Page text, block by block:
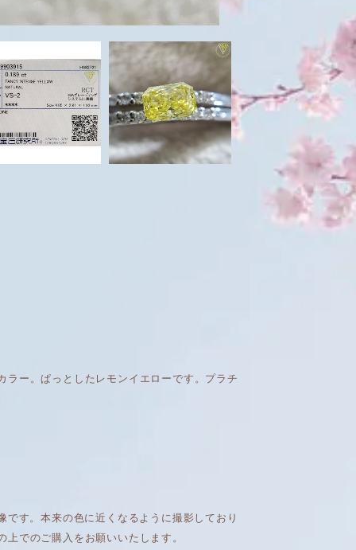
ー。ぱっとしたレモンイエローです。プラチ
す。本来の色に近くなるように撮影しており
でのご購入をお願いいたします。